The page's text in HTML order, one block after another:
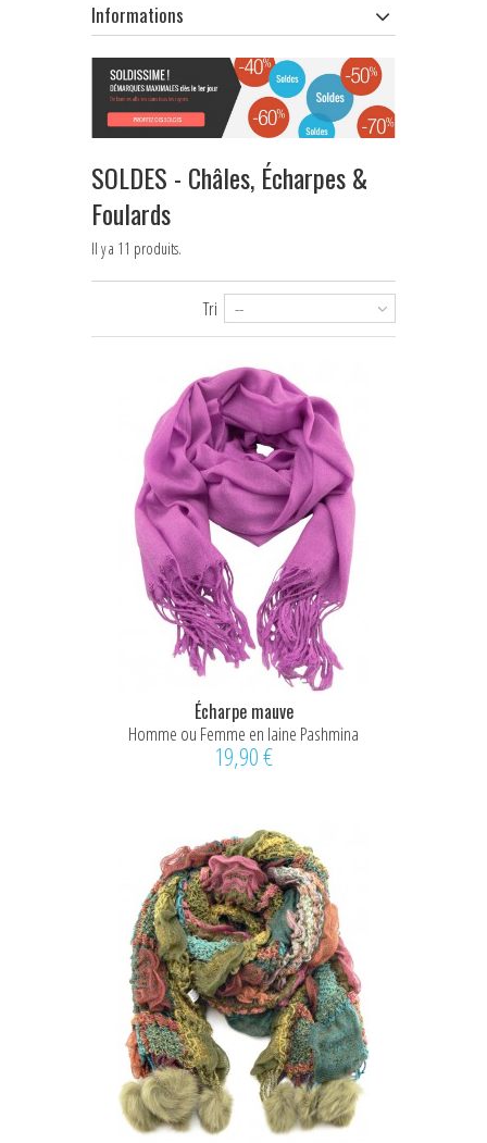
CHÈQUES CADEAU
Informations
SOLDES - Châles, Écharpes &
Foulards
Il y a 11 produits.
Tri --
Écharpe mauve
Homme ou Femme en laine Pashmina
19,90 €